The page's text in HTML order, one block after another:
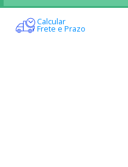
Calcular
Frete e Prazo